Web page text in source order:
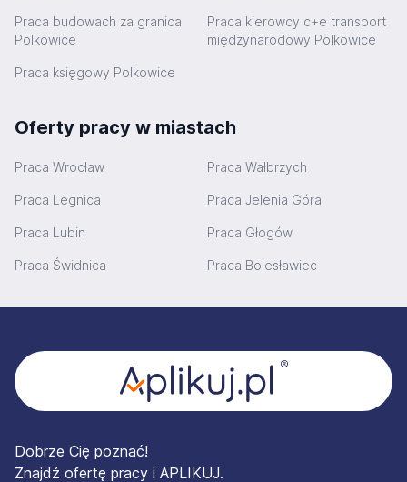
Praca budowach za granica
Polkowice
Praca kierowcy c+e transport
międzynarodowy Polkowice
Praca księgowy Polkowice
Oferty pracy w miastach
Praca Wrocław Praca Wałbrzych
Praca Legnica Praca Jelenia Góra
Praca Lubin Praca Głogów
Praca Świdnica Praca Bolesławiec
Dobrze Cię poznać!
Znajdź ofertę pracy i APLIKUJ.